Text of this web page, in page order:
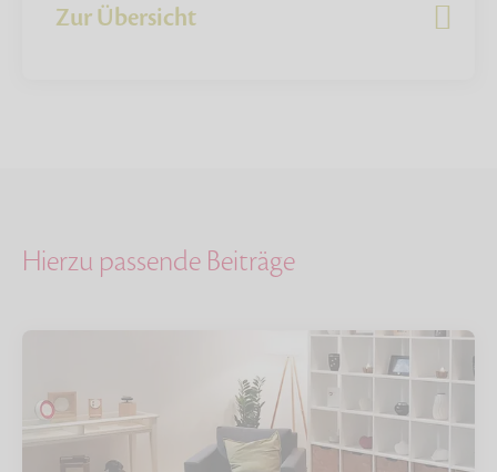
Zur Übersicht
Hierzu passende Beiträge